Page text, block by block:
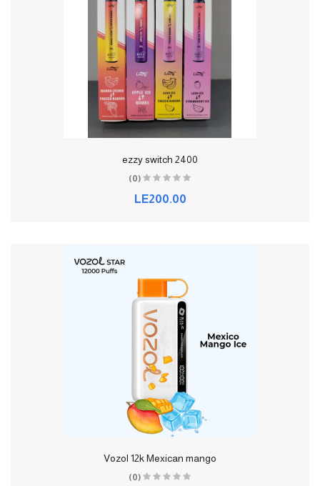
ezzy switch 2400
(0)
LE200.00
Vozol 12k Mexican mango
(0)